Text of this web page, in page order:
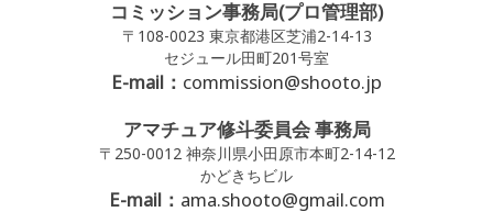
コミッション事務局(プロ管理部)
〒108-0023 東京都港区芝浦2-14-13
セジュール田町201号室
E-mail： commission@shooto.jp
アマチュア修斗委員会 事務局
〒250-0012 神奈川県小田原市本町2-14-12
かどきちビル
E-mail： ama.shooto@gmail.com